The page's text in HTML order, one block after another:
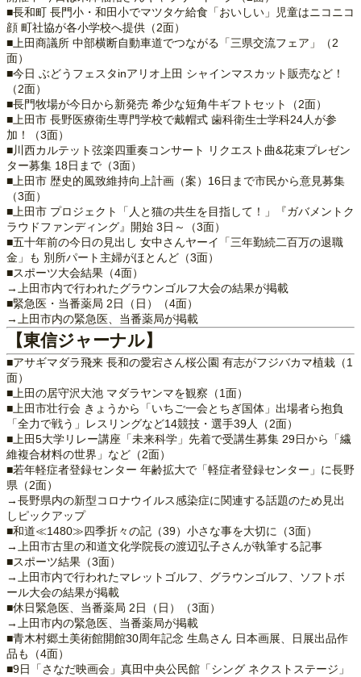
■長和町 長門小・和田小でマツタケ給食「おいしい」児童はニコニコ
顔 町社協が各小学校へ提供（2面）
■上田商議所 中部横断自動車道でつながる「三県交流フェア」（2
面）
■今日 ぶどうフェスタinアリオ上田 シャインマスカット販売など！
（2面）
■長門牧場が今日から新発売 希少な短角牛ギフトセット（2面）
■上田市 長野医療衛生専門学校で戴帽式 歯科衛生士学科24人が参
加！（3面）
■川西カルテット弦楽四重奏コンサート リクエスト曲&花束プレゼン
ター募集 18日まで（3面）
■上田市 歴史的風致維持向上計画（案）16日まで市民から意見募集
（3面）
■上田市 プロジェクト「人と猫の共生を目指して！」『ガバメントク
ラウドファンディング』開始 3日～（3面）
■五十年前の今日の見出し 女中さんヤーイ「三年勤続二百万の退職
金」も 別所パート主婦がほとんど（3面）
■スポーツ大会結果（4面）
→上田市内で行われたグラウンゴルフ大会の結果が掲載
■緊急医・当番薬局 2日（日）（4面）
→上田市内の緊急医、当番薬局が掲載
【東信ジャーナル】
■アサギマダラ飛来 長和の愛宕さん桜公園 有志がフジバカマ植栽（1
面）
■上田の居守沢大池 マダラヤンマを観察（1面）
■上田市壮行会 きょうから「いちご一会とちぎ国体」出場者ら抱負
「全力で戦う」レスリングなど14競技・選手39人（2面）
■上田5大学リレー講座「未来科学」先着で受講生募集 29日から「繊
維複合材料の世界」など（2面）
■若年軽症者登録センター 年齢拡大で「軽症者登録センター」に長野
県（2面）
→長野県内の新型コロナウイルス感染症に関連する話題のため見出
しピックアップ
■和道≪1480≫四季折々の記（39）小さな事を大切に（3面）
→上田市古里の和道文化学院長の渡辺弘子さんが執筆する記事
■スポーツ結果（3面）
→上田市内で行われたマレットゴルフ、グラウンゴルフ、ソフトボ
ール大会の結果が掲載
■休日緊急医、当番薬局 2日（日）（3面）
→上田市内の緊急医、当番薬局が掲載
■青木村郷土美術館開館30周年記念 生島さん 日本画展、日展出品作
品も（4面）
■9日「さなだ映画会」真田中央公民館「シング ネクストステージ」